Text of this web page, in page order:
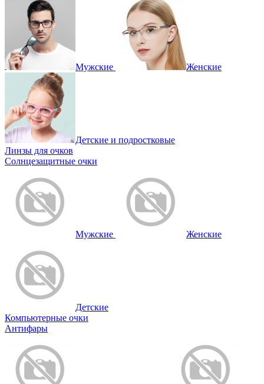
Мужские Женские
Детские и подростковые
Линзы для очков
Солнцезащитные очки
Мужские Женские
Детские
Компьютерные очки
Антифары